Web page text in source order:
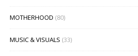
MOTHERHOOD (80)
MUSIC & VISUALS (33)